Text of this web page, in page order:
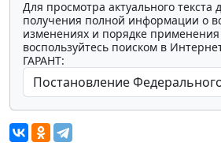
Для просмотра актуального текста
получения полной информации о
изменениях и порядке применения
воспользуйтесь поиском в
ГАРАНТ: